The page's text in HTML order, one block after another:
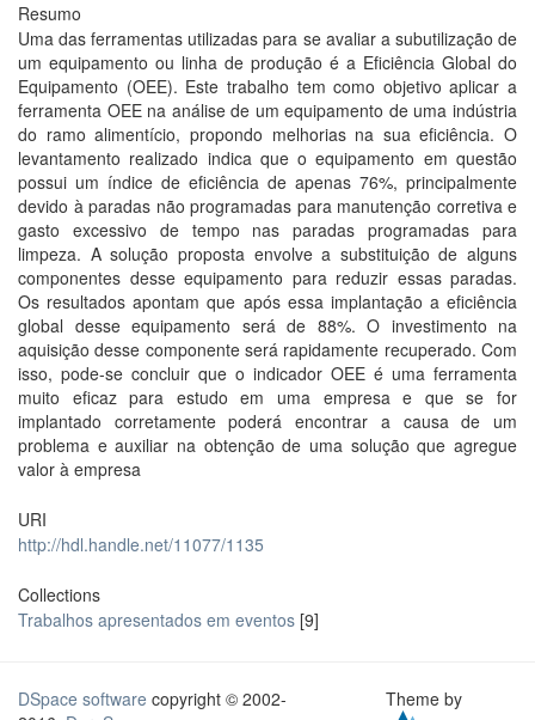
Resumo
Uma das ferramentas utilizadas para se avaliar a subutilização de
um equipamento ou linha de produção é a Eficiência Global do
Equipamento (OEE). Este trabalho tem como objetivo aplicar a
ferramenta OEE na análise de um equipamento de uma indústria
do ramo alimentício, propondo melhorias na sua eficiência. O
levantamento realizado indica que o equipamento em questão
possui um índice de eficiência de apenas 76%, principalmente
devido à paradas não programadas para manutenção corretiva e
gasto excessivo de tempo nas paradas programadas para
limpeza. A solução proposta envolve a substituição de alguns
componentes desse equipamento para reduzir essas paradas.
Os resultados apontam que após essa implantação a eficiência
global desse equipamento será de 88%. O investimento na
aquisição desse componente será rapidamente recuperado. Com
isso, pode-se concluir que o indicador OEE é uma ferramenta
muito eficaz para estudo em uma empresa e que se for
implantado corretamente poderá encontrar a causa de um
problema e auxiliar na obtenção de uma solução que agregue
valor à empresa
URI
http://hdl.handle.net/11077/1135
Collections
Trabalhos apresentados em eventos [9]
DSpace software copyright © 2002-
Theme by